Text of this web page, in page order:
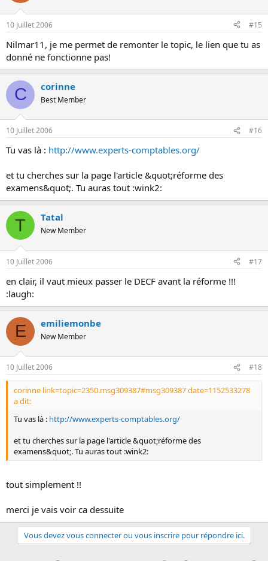
10 Juillet 2006 #15
Nilmar11, je me permet de remonter le topic, le lien que tu as
donné ne fonctionne pas!
C corinne
Best Member
10 Juillet 2006 #16
Tu vas là : http://www.experts-comptables.org/
et tu cherches sur la page l'article &quot;réforme des
examens&quot;. Tu auras tout :wink2:
T Tatal
New Member
10 Juillet 2006 #17
en clair, il vaut mieux passer le DECF avant la réforme !!!
:laugh:
E emiliemonbe
New Member
10 Juillet 2006 #18
corinne link=topic=2350.msg309387#msg309387 date=1152533278
a dit:
Tu vas là : http://www.experts-comptables.org/
et tu cherches sur la page l'article &quot;réforme des
examens&quot;. Tu auras tout :wink2:
tout simplement !!
merci je vais voir ca dessuite
Vous devez vous connecter ou vous inscrire pour répondre ici.